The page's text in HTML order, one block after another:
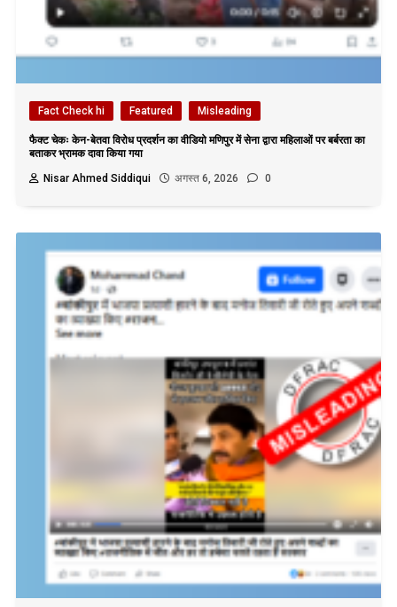
Fact Check hi Featured Misleading
फैक्ट चेकः केन-बेतवा विरोध प्रदर्शन का वीडियो मणिपुर में सेना द्वारा महिलाओं पर बर्बरता का
बताकर भ्रामक दावा किया गया
Nisar Ahmed Siddiqui
अगस्त 6, 2026 0